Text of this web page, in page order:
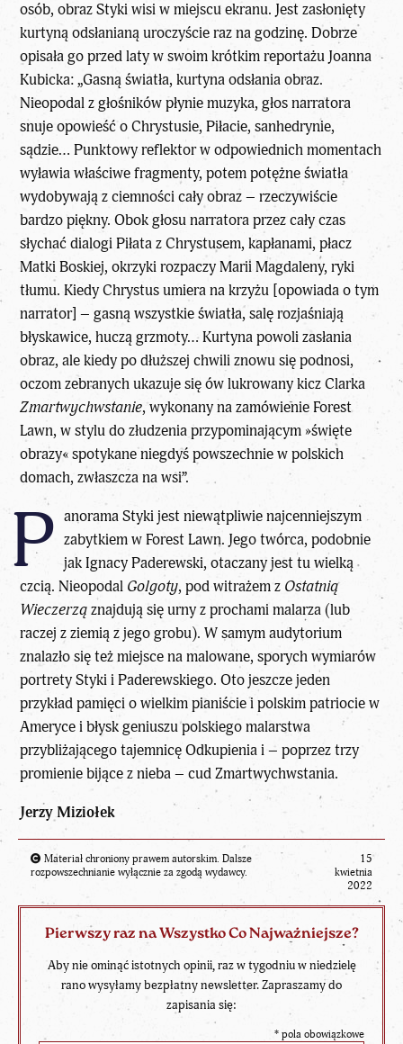
osób, obraz Styki wisi w miejscu ekranu. Jest zasłonięty
kurtyną odsłanianą uroczyście raz na godzinę. Dobrze
opisała go przed laty w swoim krótkim reportażu Joanna
Kubicka: „Gasną światła, kurtyna odsłania obraz.
Nieopodal z głośników płynie muzyka, głos narratora
snuje opowieść o Chrystusie, Piłacie, sanhedrynie,
sądzie… Punktowy reflektor w odpowiednich momentach
wyławia właściwe fragmenty, potem potężne światła
wydobywają z ciemności cały obraz – rzeczywiście
bardzo piękny. Obok głosu narratora przez cały czas
słychać dialogi Piłata z Chrystusem, kapłanami, płacz
Matki Boskiej, okrzyki rozpaczy Marii Magdaleny, ryki
tłumu. Kiedy Chrystus umiera na krzyżu [opowiada o tym
narrator] – gasną wszystkie światła, salę rozjaśniają
błyskawice, huczą grzmoty… Kurtyna powoli zasłania
obraz, ale kiedy po dłuższej chwili znowu się podnosi,
oczom zebranych ukazuje się ów lukrowany kicz Clarka
Zmartwychwstanie, wykonany na zamówienie Forest
Lawn, w stylu do złudzenia przypominającym »święte
obrazy« spotykane niegdyś powszechnie w polskich
domach, zwłaszcza na wsi”.
P anorama Styki jest niewątpliwie najcenniejszym
zabytkiem w Forest Lawn. Jego twórca, podobnie
jak Ignacy Paderewski, otaczany jest tu wielką
czcią. Nieopodal Golgoty, pod witrażem z Ostatnią
Wieczerząznajdują się urny z prochami malarza (lub
raczej z ziemią z jego grobu). W samym audytorium
znalazło się też miejsce na malowane, sporych wymiarów
portrety Styki i Paderewskiego. Oto jeszcze jeden
przykład pamięci o wielkim pianiście i polskim patriocie w
Ameryce i błysk geniuszu polskiego malarstwa
przybliżającego tajemnicę Odkupienia i – poprzez trzy
promienie bijące z nieba – cud Zmartwychwstania.
Jerzy Miziołek
Materiał chroniony prawem autorskim. Dalsze
rozpowszechnianie wyłącznie za zgodą wydawcy.
15
kwietnia
2022
Pierwszy raz na Wszystko Co Najważniejsze?
Aby nie ominąć istotnych opinii, raz w tygodniu w niedzielę
rano wysyłamy bezpłatny newsletter. Zapraszamy do
zapisania się:
* pola obowiązkowe